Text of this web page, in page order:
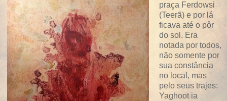
praça Ferdowsi
(Teerã) e por lá
ficava até o pôr
do sol. Era
notada por todos,
não somente por
sua constância
no local, mas
pelo seus trajes:
Yaghoot ia